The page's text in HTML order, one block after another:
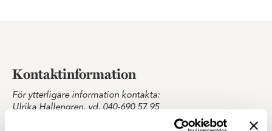
Kontaktinformation
För ytterligare information kontakta:
Ulrika Hallengren, vd, 040-690 57 95
Arvid Liepe, ekonomi- och finanschef, 040-690 57 31